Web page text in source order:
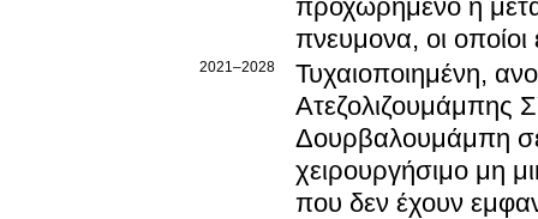
προχωρημένο ή
πνευμονα, οι
2021–2028
Τυχαιοποιημένη,
Ατεζολιζουμάμπης
Δουρβαλουμάμπη
χειρουργήσιμο μη
που δεν έχουν